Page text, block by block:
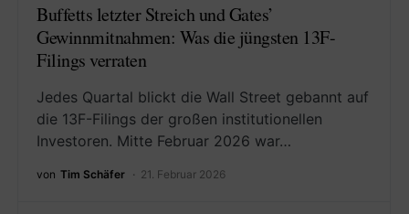
Buffetts letzter Streich und Gates’
Gewinnmitnahmen: Was die jüngsten 13F-
Filings verraten
Jedes Quartal blickt die Wall Street gebannt auf
die 13F-Filings der großen institutionellen
Investoren. Mitte Februar 2026 war…
von Tim Schäfer 21. Februar 2026